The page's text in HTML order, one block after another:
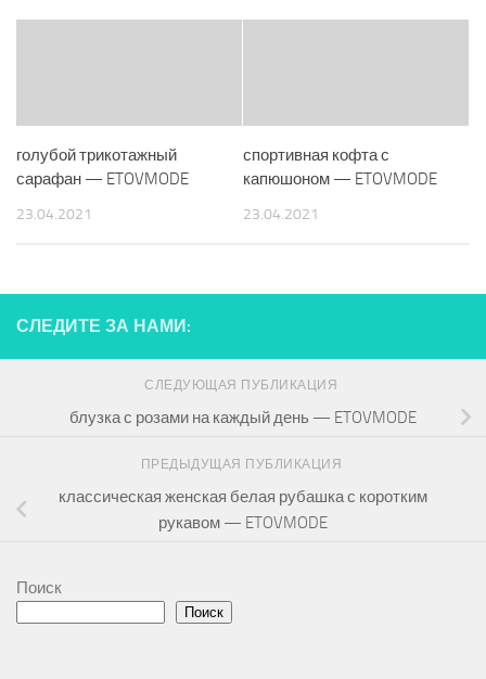
голубой трикотажный
сарафан — ETOVMODE
23.04.2021
спортивная кофта с
капюшоном — ETOVMODE
23.04.2021
СЛЕДИТЕ ЗА НАМИ:
СЛЕДУЮЩАЯ ПУБЛИКАЦИЯ
блузка с розами на каждый день — ETOVMODE
ПРЕДЫДУЩАЯ ПУБЛИКАЦИЯ
классическая женская белая рубашка с коротким
рукавом — ETOVMODE
Поиск
Поиск